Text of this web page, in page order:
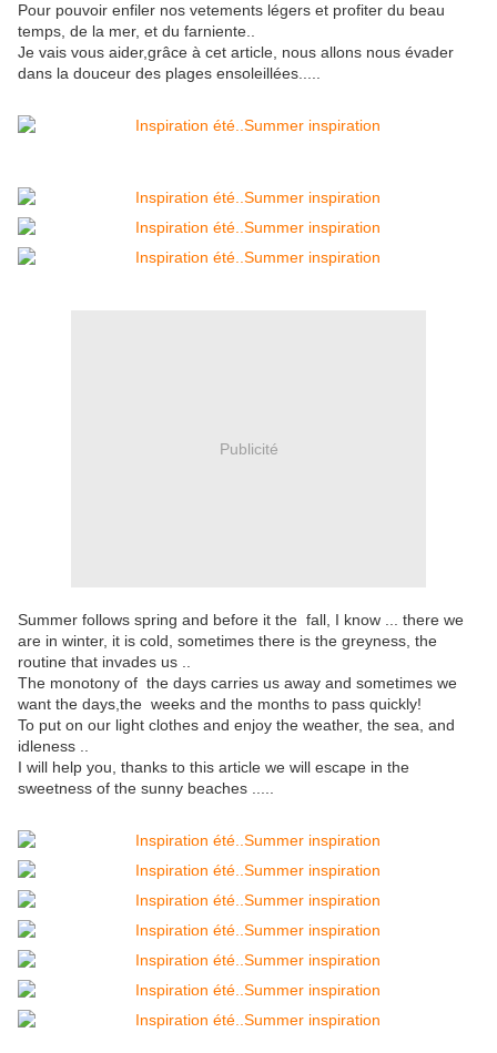
Pour pouvoir enfiler nos vetements légers et profiter du beau
temps, de la mer, et du farniente..
Je vais vous aider,grâce à cet article, nous allons nous évader
dans la douceur des plages ensoleillées.....
Publicité
Summer follows spring and before it the fall, I know ... there we
are in winter, it is cold, sometimes there is the greyness, the
routine that invades us ..
The monotony of the days carries us away and sometimes we
want the days,the weeks and the months to pass quickly!
To put on our light clothes and enjoy the weather, the sea, and
idleness ..
I will help you, thanks to this article we will escape in the
sweetness of the sunny beaches .....